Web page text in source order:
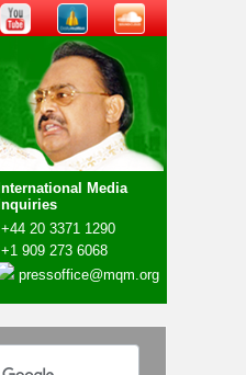
International Media
Inquiries
+44 20 3371 1290
+1 909 273 6068
pressoffice@mqm.org